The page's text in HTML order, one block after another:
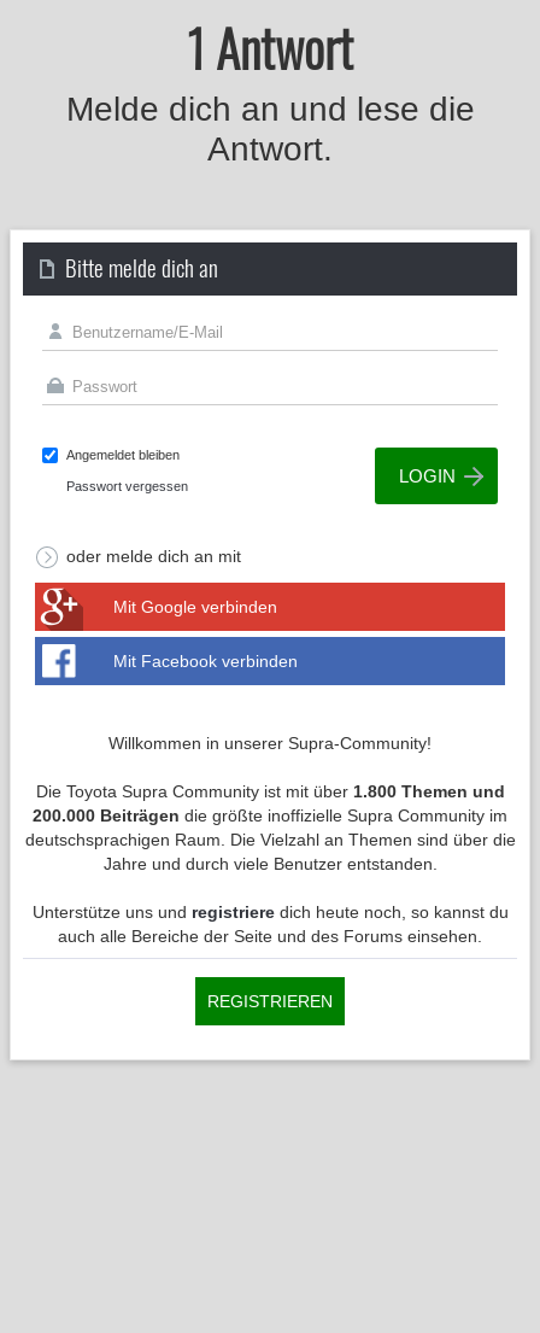
1 Antwort
Melde dich an und lese die
Antwort.
Bitte melde dich an
Angemeldet bleiben
Passwort vergessen
oder melde dich an mit
Mit Google verbinden
Mit Facebook verbinden
Willkommen in unserer Supra-Community!
Die Toyota Supra Community ist mit über 1.800 Themen und
200.000 Beiträgen die größte inoffizielle Supra Community im
deutschsprachigen Raum. Die Vielzahl an Themen sind über die
Jahre und durch viele Benutzer entstanden.
Unterstütze uns und registrieredich heute noch, so kannst du
auch alle Bereiche der Seite und des Forums einsehen.
REGISTRIEREN